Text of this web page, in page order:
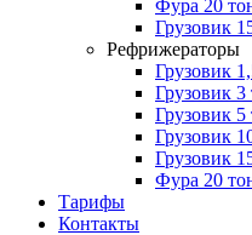
Фура 20
Грузовик
Рефрижераторы
Грузовик
Грузовик
Грузовик
Грузовик
Грузовик
Фура 20
Тарифы
Контакты